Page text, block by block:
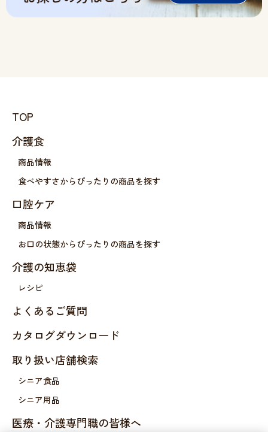
TOP
介護食
商品情報
食べやすさからぴったりの商品を探す
口腔ケア
商品情報
お口の状態からぴったりの商品を探す
介護の知恵袋
レシピ
よくあるご質問
カタログダウンロード
取り扱い店舗検索
シニア食品
シニア用品
医療・介護専門職の皆様へ